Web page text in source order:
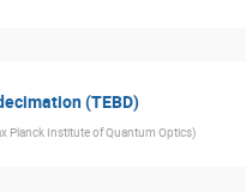
(TEBD)
Planck Institute of Quantum Optics)